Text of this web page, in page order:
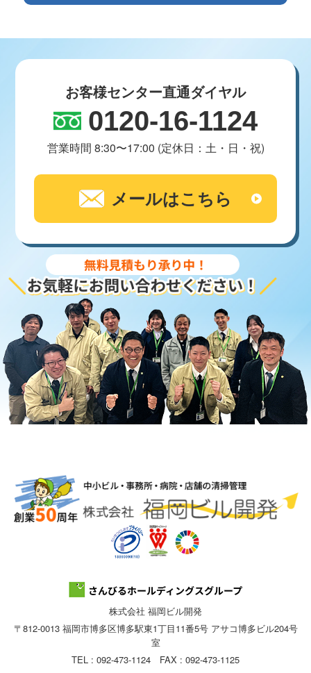
お客様センター直通ダイヤル
0120-16-1124
営業時間 8:30〜17:00 (定休日：土・日・祝)
メールはこちら
株式会社 福岡ビル開発
〒812-0013 福岡市博多区博多駅東1丁目11番5号 アサコ博多ビル204号
室
TEL : 092-473-1124 FAX : 092-473-1125